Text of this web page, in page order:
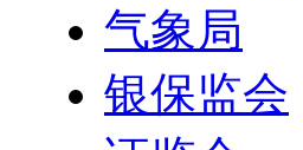
气象局
银保监会